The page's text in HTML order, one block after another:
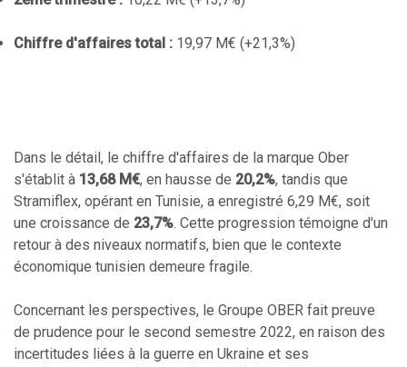
Chiffre d'affaires total : 19,97 M€ (+21,3%)
Dans le détail, le chiffre d'affaires de la marque Ober
s'établit à 13,68 M€, en hausse de 20,2%, tandis que
Stramiflex, opérant en Tunisie, a enregistré 6,29 M€, soit
une croissance de 23,7%. Cette progression témoigne d'un
retour à des niveaux normatifs, bien que le contexte
économique tunisien demeure fragile.
Concernant les perspectives, le Groupe OBER fait preuve
de prudence pour le second semestre 2022, en raison des
incertitudes liées à la guerre en Ukraine et ses